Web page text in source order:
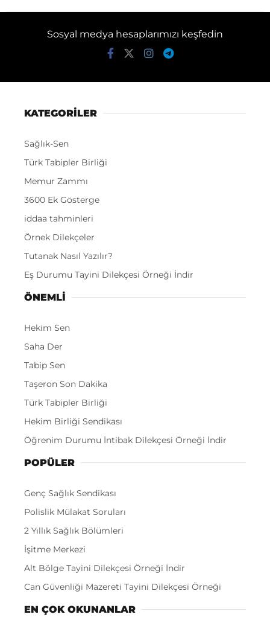
Sosyal medya hesaplarımızı keşfedin
KATEGORİLER
Sağlık-Sen
Türk Tabipler Birliği
Memur Zammı
3600 Ek Gösterge
iddaa tahminleri
Örnek Dilekçeler
Tutanak Nasıl Yazılır?
Eş Durumu Tayini Dilekçesi Örneği İndir
ÖNEMLI
Hekim Sen
Saha Der
Tabip Sen
Taşeron Son Dakika
Türk Tabipler Birliği
Hekim Birliği Sendikası
Öğrenim Durumu İntibak Dilekçesi Örneği İndir
POPÜLER
Genç Sağlık Sendikası
Polislik Mülakat Soruları
2 Yıllık Sağlık Bölümleri
İşitme Merkezi
Alt Bölge Tayini Dilekçesi Örneği İndir
Can Güvenliği Mazereti Tayini Dilekçesi Örneği
EN ÇOK OKUNANLAR